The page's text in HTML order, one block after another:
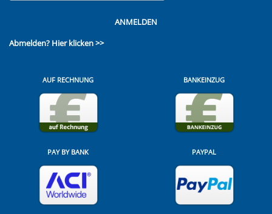
ANMELDEN
Abmelden? Hier klicken >>
AUF RECHNUNG BANKEINZUG
PAY BY BANK PAYPAL